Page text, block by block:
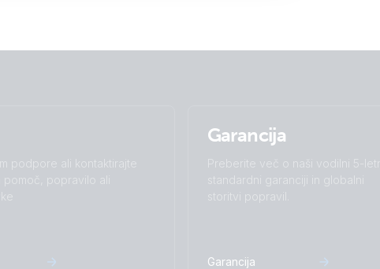
podpore ali kontaktirajte
pomoč, popravilo ali
Garancija
Preberite več o naši vodilni 5-letni
standardni garanciji in globalni
storitvi popravil.
Garancija